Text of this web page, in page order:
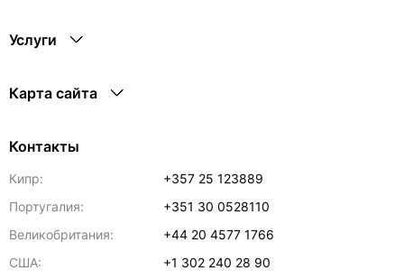
Услуги
Карта сайта
Контакты
Кипр:
+357 25 123889
Португалия:
+351 30 0528110
Великобритания:
+44 20 4577 1766
США:
+1 302 240 28 90